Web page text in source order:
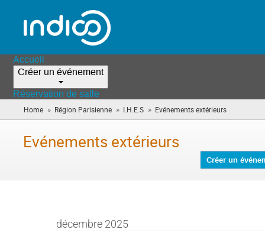
Accueil
Créer un événement
Réservation de salle
Home » Région Parisienne » I.H.E.S » Evénements extérieurs
êtes
Evénements extérieurs
Créer un
décembre 2025